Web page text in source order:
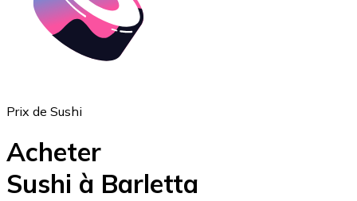
ETH
Prix de Sushi
Acheter
Sushi à Barletta